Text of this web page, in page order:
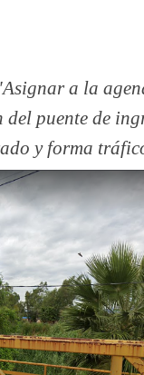
a la
puente de
y forma